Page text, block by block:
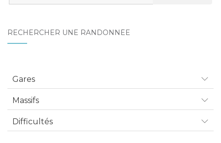
RECHERCHER UNE RANDONNÉE
Gares
Massifs
Difficultés